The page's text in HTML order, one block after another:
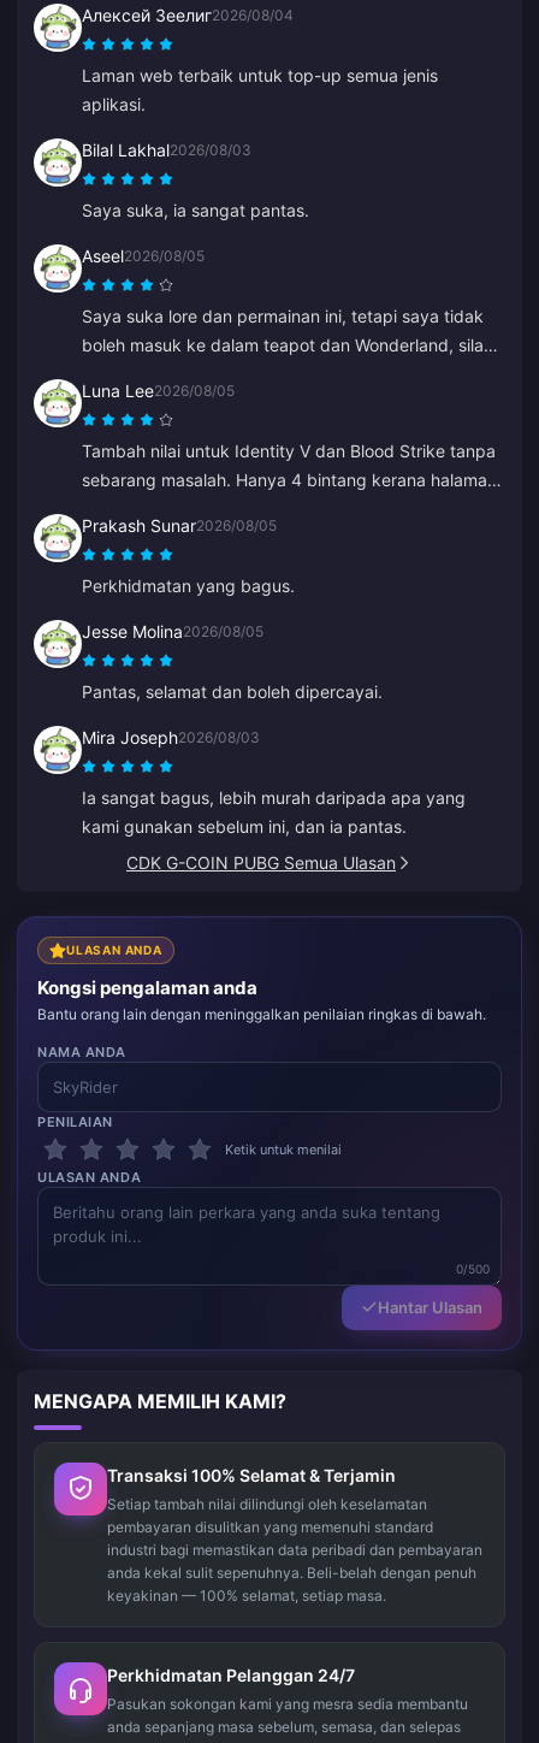
Алексей Зеелиг2026/08/04
Laman web terbaik untuk top-up semua jenis
aplikasi.
Bilal Lakhal2026/08/03
Saya suka, ia sangat pantas.
Aseel2026/08/05
Saya suka lore dan permainan ini, tetapi saya tidak
boleh masuk ke dalam teapot dan Wonderland, sila
Luna Lee2026/08/05
Tambah nilai untuk Identity V dan Blood Strike tanpa
sebarang masalah. Hanya 4 bintang kerana halaman
sokongan pelanggan menyelesaikannya dengan
sangat cepat. Harga dan pilihan permainan yang
hebat!
Prakash Sunar2026/08/05
Perkhidmatan yang bagus.
Jesse Molina2026/08/05
Pantas, selamat dan boleh dipercayai.
Mira Joseph2026/08/03
Ia sangat bagus, lebih murah daripada apa yang
kami gunakan sebelum ini, dan ia pantas.
CDK G-COIN PUBG Semua Ulasan
ULASAN ANDA
Kongsi pengalaman anda
Bantu orang lain dengan meninggalkan penilaian ringkas di bawah.
NAMA ANDA
PENILAIAN
Ketik untuk menilai
ULASAN ANDA
0/500
Hantar Ulasan
MENGAPA MEMILIH KAMI?
Transaksi 100% Selamat & Terjamin
Setiap tambah nilai dilindungi oleh keselamatan
pembayaran disulitkan yang memenuhi standard
industri bagi memastikan data peribadi dan pembayaran
anda kekal sulit sepenuhnya. Beli-belah dengan penuh
keyakinan — 100% selamat, setiap masa.
Perkhidmatan Pelanggan 24/7
Pasukan sokongan kami yang mesra sedia membantu
anda sepanjang masa sebelum, semasa, dan selepas